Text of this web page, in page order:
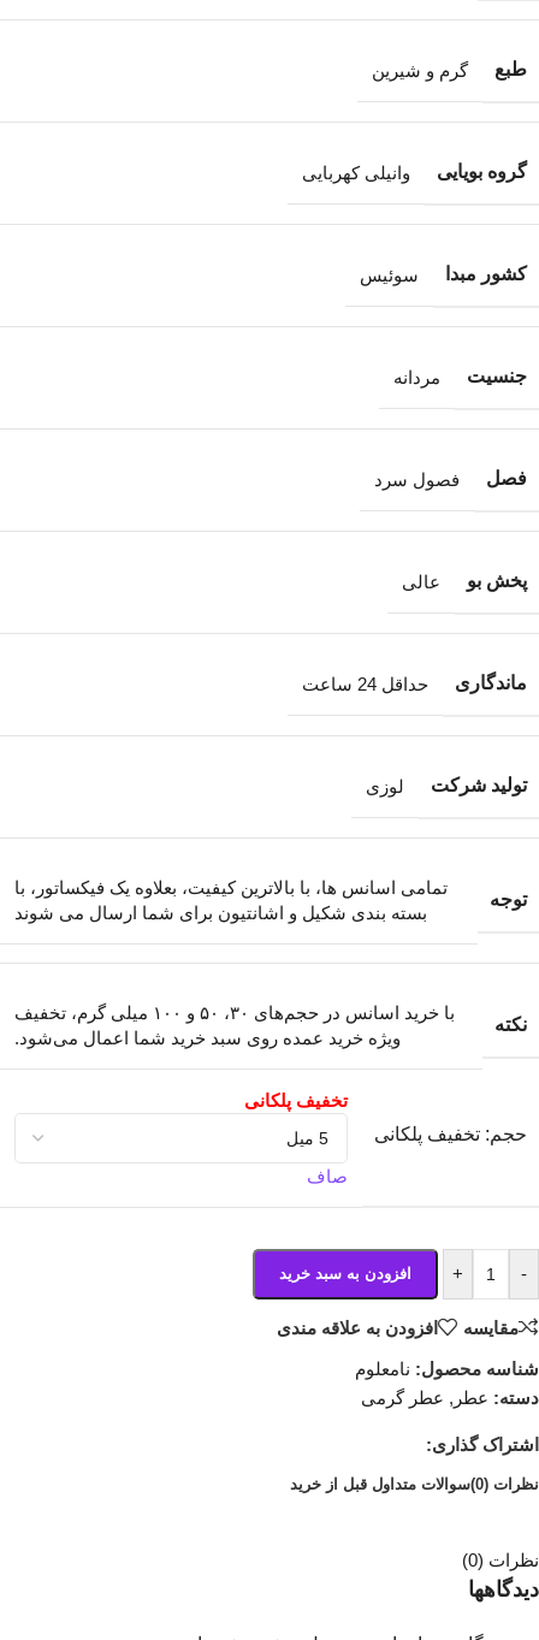
طبع گرم و شیرین
گروه بویایی وانیلی کهربایی
کشور مبدا سوئیس
جنسیت مردانه
فصل فصول سرد
پخش بو عالی
ماندگاری حداقل 24 ساعت
تولید شرکت لوزی
توجه
تمامی اسانس ها، با بالاترین کیفیت، بعلاوه یک فیکساتور، با
بسته بندی شکیل و اشانتیون برای شما ارسال می شوند
نکته
با خرید اسانس در حجم‌های ۳۰، ۵۰ و ۱۰۰ میلی گرم، تخفیف
ویژه خرید عمده روی سبد خرید شما اعمال می‌شود.
حجم
صاف
-
+ افزودن به سبد خرید
مقایسه افزودن به علاقه مندی
شناسه محصول: نامعلوم
دسته: عطر , عطر گرمی
اشتراک گذاری:
نظرات (0) سوالات متداول قبل از خرید
نظرات (0)
دیدگاهها